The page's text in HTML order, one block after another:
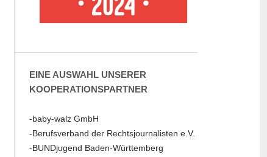
EINE AUSWAHL UNSERER
KOOPERATIONSPARTNER
-baby-walz GmbH
-Berufsverband der Rechtsjournalisten e.V.
-BUNDjugend Baden-Württemberg